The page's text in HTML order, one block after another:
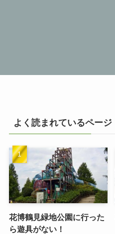
よく読まれているページ
花博鶴見緑地公園に行った
ら遊具がない！